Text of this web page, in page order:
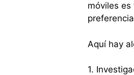
móviles
Aquí hay
1.